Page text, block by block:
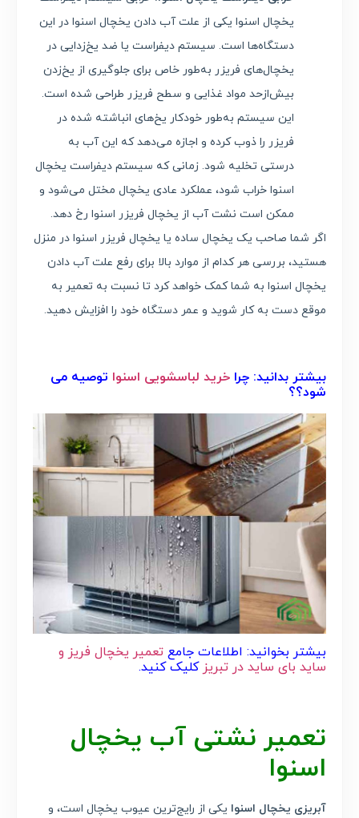
یخچال اسنوا یکی از علت آب دادن یخچال اسنوا در این
دستگاه‌ها است. سیستم دیفراست یا ضد یخ‌زدایی در
یخچال‌های فریزر به‌طور خاص برای جلوگیری از یخ‌زدن
بیش‌ازحد مواد غذایی و سطح فریزر طراحی شده است.
این سیستم به‌طور خودکار یخ‌های انباشته شده در
فریزر را ذوب کرده و اجازه می‌دهد که این آب به
درستی تخلیه شود. زمانی که سیستم دیفراست یخچال
اسنوا خراب شود، عملکرد عادی یخچال مختل می‌شود و
ممکن است نشت آب از یخچال فریزر اسنوا رخ دهد.
اگر شما صاحب یک یخچال ساده یا یخچال فریزر اسنوا در منزل
هستید، بررسی هر کدام از موارد بالا برای رفع علت آب دادن
یخچال اسنوا به شما کمک خواهد کرد تا نسبت به تعمیر به
موقع دست به کار شوید و عمر دستگاه خود را افزایش دهید.
بیشتر بدانید: چرا خرید لباسشویی اسنوا توصیه می
شود؟؟
بیشتر بخوانید: اطلاعات جامع تعمیر یخچال فریز و
ساید بای ساید در تبریز کلیک کنید.
تعمیر نشتی آب یخچال
اسنوا
آبریزی یخچال اسنوا یکی از رایج‌ترین عیوب یخچال است، و